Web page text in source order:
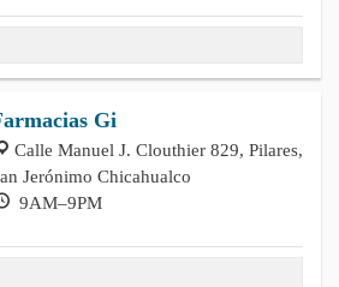
Gi
Calle Manuel J. Clouthier 829, Pilares,
Jerónimo Chicahualco
9AM–9PM